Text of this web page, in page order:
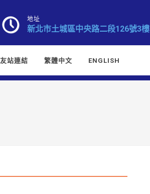
地址
新北市土城區中央路二段126號3樓
友站連結 繁體中文 ENGLISH